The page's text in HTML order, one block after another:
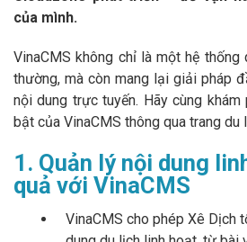
của mình.
VinaCMS không chỉ là một hệ thống
thường, mà còn mang lại giải pháp
nội dung trực tuyến. Hãy cùng
bật của VinaCMS thông qua trang du
1. Quản lý nội dung
quả với VinaCMS
VinaCMS cho phép Xê Dịch